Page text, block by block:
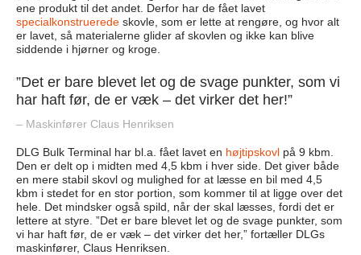
ene produkt til det andet. Derfor har de fået lavet
specialkonstruerede skovle, som er lette at rengøre, og hvor alt
er lavet, så materialerne glider af skovlen og ikke kan blive
siddende i hjørner og kroge.
”Det er bare blevet let og de svage punkter, som vi
har haft før, de er væk – det virker det her!”
– Maskinfører Claus Henriksen
DLG Bulk Terminal har bl.a. fået lavet en højtipskovl på 9 kbm.
Den er delt op i midten med 4,5 kbm i hver side. Det giver både
en mere stabil skovl og mulighed for at læsse en bil med 4,5
kbm i stedet for en stor portion, som kommer til at ligge over det
hele. Det mindsker også spild, når der skal læsses, fordi det er
lettere at styre. ”Det er bare blevet let og de svage punkter, som
vi har haft før, de er væk – det virker det her,” fortæller DLGs
maskinfører, Claus Henriksen.